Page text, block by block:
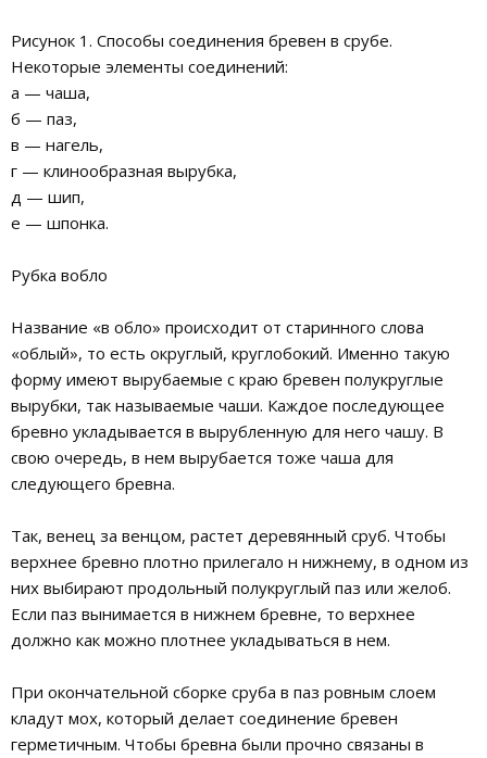
Рисунок 1. Способы соединения бревен в срубе.
Некоторые элементы соединений:
а — чаша,
б — паз,
в — нагель,
г — клинообразная вырубка,
д — шип,
е — шпонка.
Рубка вобло
Название «в обло» происходит от старинного слова
«облый», то есть округлый, круглобокий. Именно такую
форму имеют вырубаемые с краю бревен полукруглые
вырубки, так называемые чаши. Каждое последующее
бревно укладывается в вырубленную для него чашу. В
свою очередь, в нем вырубается тоже чаша для
следующего бревна.
Так, венец за венцом, растет деревянный сруб. Чтобы
верхнее бревно плотно прилегало н нижнему, в одном из
них выбирают продольный полукруглый паз или желоб.
Если паз вынимается в нижнем бревне, то верхнее
должно как можно плотнее укладываться в нем.
При окончательной сборке сруба в паз ровным слоем
кладут мох, который делает соединение бревен
герметичным. Чтобы бревна были прочно связаны в